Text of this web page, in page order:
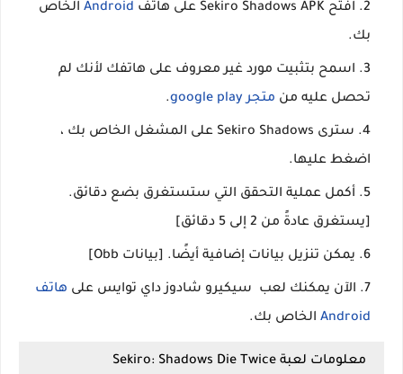
افتح Sekiro Shadows APK على هاتف Android الخاص
بك.
اسمح بتثبيت مورد غير معروف على هاتفك لأنك لم
تحصل عليه من متجر google play .
سترى Sekiro Shadows على المشغل الخاص بك ،
اضغط عليها.
أكمل عملية التحقق التي ستستغرق بضع دقائق.
[يستغرق عادةً من 2 إلى 5 دقائق]
يمكن تنزيل بيانات إضافية أيضًا. [بيانات Obb]
الآن يمكنك لعب سيكيرو شادوز داي توايس على هاتف
Android الخاص بك.
معلومات لعبة Sekiro: Shadows Die Twice